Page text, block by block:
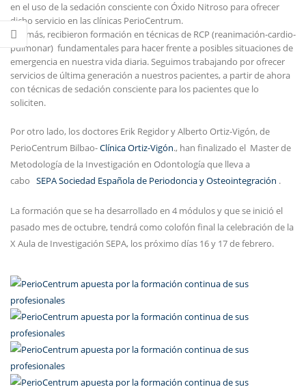
en el uso de la sedación consciente con Óxido Nitroso para ofrecer
dicho servicio en las clínicas PerioCentrum.
Además, recibieron formación en técnicas de RCP (reanimación-cardio-
pulmonar) fundamentales para hacer frente a posibles situaciones de
emergencia en nuestra vida diaria. Seguimos trabajando por ofrecer
servicios de última generación a nuestros pacientes, a partir de ahora
con técnicas de sedación consciente para los pacientes que lo
soliciten.
Por otro lado, los doctores Erik Regidor y Alberto Ortiz-Vigón, de
PerioCentrum Bilbao-Clínica Ortiz-Vigón., han finalizado el Master de
Metodología de la Investigación en Odontología que lleva a
cabo SEPA Sociedad Española de Periodoncia y Osteointegración .
La formación que se ha desarrollado en 4 módulos y que se inició el
pasado mes de octubre, tendrá como colofón final la celebración de la
X Aula de Investigación SEPA, los próximo días 16 y 17 de febrero.